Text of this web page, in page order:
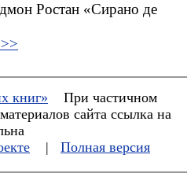
Ростан «Сирано де
книг»
При частичном
сайта ссылка на
| Полная версия